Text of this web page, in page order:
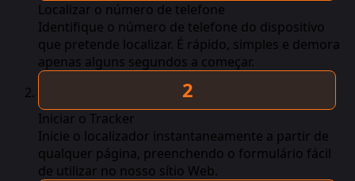
Localizar o número de telefone
Identifique o número de telefone do dispositivo
que pretende localizar. É rápido, simples e demora
apenas alguns segundos a começar.
Iniciar o Tracker
Inicie o localizador instantaneamente a partir de
qualquer página, preenchendo o formulário fácil
de utilizar no nosso sítio Web.